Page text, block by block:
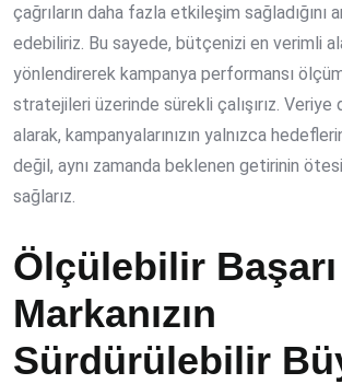
çağrıların daha fazla etkileşim sağladığını
edebiliriz. Bu sayede, bütçenizi en verimli
yönlendirerek kampanya performansı
stratejileri üzerinde sürekli çalışırız. Veriye
alarak, kampanyalarınızın yalnızca
değil, aynı zamanda beklenen getirinin
sağlarız.
Ölçülebilir
Markanızın
Sürdürülebilir